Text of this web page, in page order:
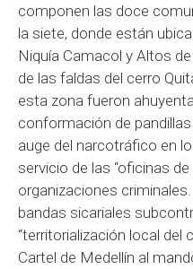
componen las doce
la siete, donde están
Niquía Camacol y Altos
de las faldas del cerro
esta zona fueron
conformación de
auge del narcotráfico en
servicio de las “oficinas
organizaciones
bandas sicariales
“territorialización local del
Cartel de Medellín al